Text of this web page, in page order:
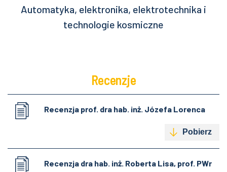
Automatyka, elektronika, elektrotechnika i
technologie kosmiczne
Recenzje
Recenzja prof. dra hab. inż. Józefa Lorenca
Pobierz
Recenzja dra hab. inż. Roberta Lisa, prof. PWr